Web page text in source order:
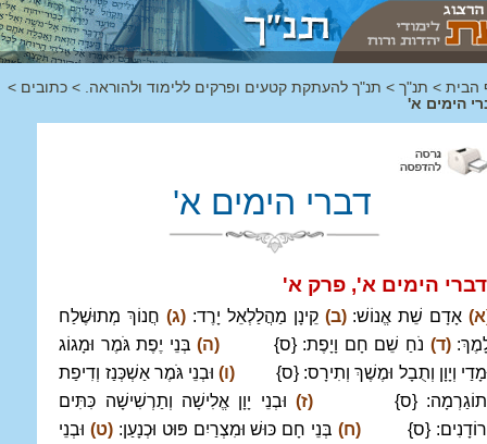
הבית > תנ"ך > תנ"ך להעתקת קטעים ופרקים ללימוד ולהוראה. > כתובים >
הימים א'
דברי הימים א'
דברי הימים א', פרק א'
אָדָם שֵׁת אֱנוֹשׁ:(ב) קֵינָן מַהֲלַלְאֵל יָרֶד: (ג) חֲנוֹךְ מְתוּשֶׁלַח
(ד) נֹחַ שֵׁם חָם וָיָפֶת: {ס} (ה) בְּנֵי יֶפֶת גֹּמֶר וּמָגוֹג
וְיָוָן וְתֻבָל וּמֶשֶׁךְ וְתִירָס: {ס} (ו) וּבְנֵי גֹּמֶר אַשְׁכְּנַז וְדִיפַת
{ס}(ז) וּבְנֵי יָוָן אֱלִישָׁה וְתַרְשִׁישָׁה כִּתִּים
{ס}(ח) בְּנֵי חָם כּוּשׁ וּמִצְרַיִם פּוּט וּכְנָעַן: (ט) וּבְנֵי